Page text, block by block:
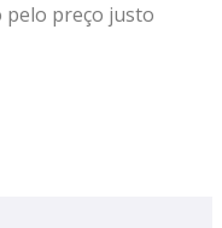
preço justo